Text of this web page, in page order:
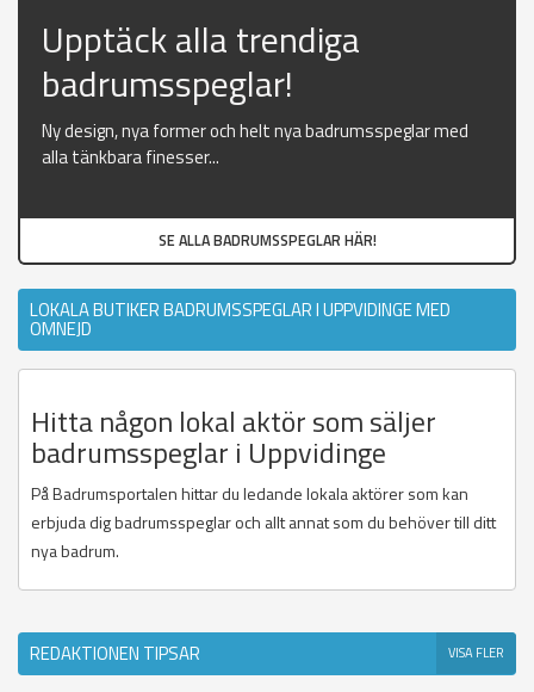
Upptäck alla trendiga
badrumsspeglar!
Ny design, nya former och helt nya badrumsspeglar med
alla tänkbara finesser...
SE ALLA BADRUMSSPEGLAR HÄR!
LOKALA BUTIKER BADRUMSSPEGLAR I UPPVIDINGE MED
OMNEJD
Hitta någon lokal aktör som säljer
badrumsspeglar i Uppvidinge
På Badrumsportalen hittar du ledande lokala aktörer som kan
erbjuda dig badrumsspeglar och allt annat som du behöver till ditt
nya badrum.
REDAKTIONEN TIPSAR VISA FLER